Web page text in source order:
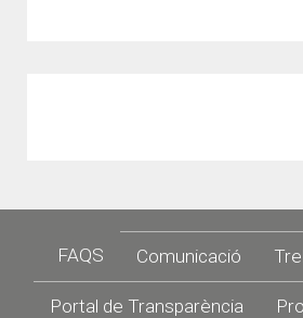
Footer
FAQS Comunicació
Portal de Transparència